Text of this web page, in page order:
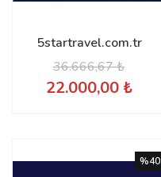
5startravel.com.tr
36.666,67 ₺
22.000,00 ₺
%40